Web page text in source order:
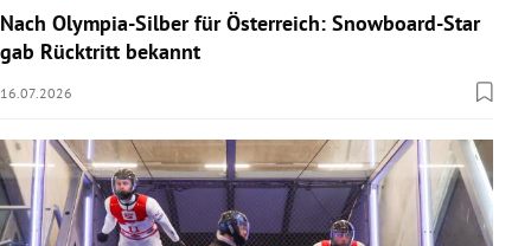
Nach Olympia-Silber für Österreich: Snowboard-Star
gab Rücktritt bekannt
16.07.2026